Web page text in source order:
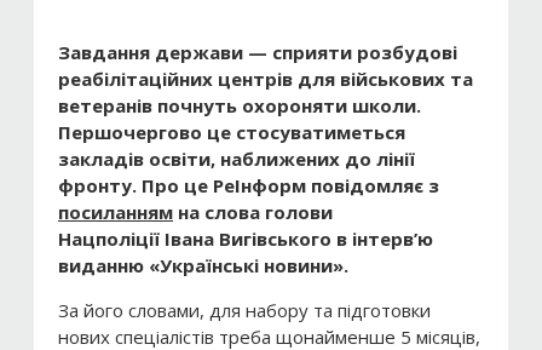
Завдання держави — сприяти розбудові
реабілітаційних центрів для військових та
ветеранів почнуть охороняти школи.
Першочергово це стосуватиметься
закладів освіти, наближених до лінії
фронту. Про це РеІнформ повідомляє з
посиланням на слова голови
Нацполіції Івана Вигівського в інтерв’ю
виданню «Українські новини».
За його словами, для набору та підготовки
нових спеціалістів треба щонайменше 5 місяців,